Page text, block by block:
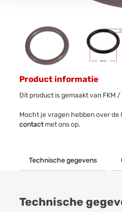
Product informatie
Dit product is gemaakt van FKM /
Mocht je vragen hebben over de
contactmet ons op.
Technische gegevens
Technische